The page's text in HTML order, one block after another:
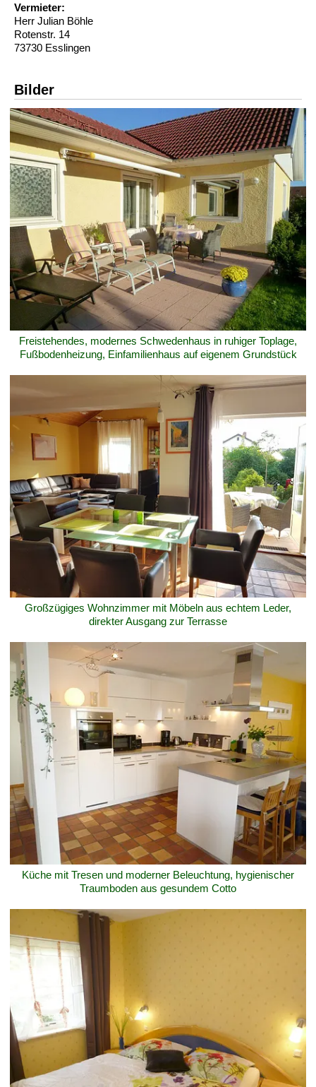
Vermieter:
Herr Julian Böhle
Rotenstr. 14
73730 Esslingen
Bilder
Freistehendes, modernes Schwedenhaus in ruhiger Toplage,
Fußbodenheizung, Einfamilienhaus auf eigenem Grundstück
Großzügiges Wohnzimmer mit Möbeln aus echtem Leder,
direkter Ausgang zur Terrasse
Küche mit Tresen und moderner Beleuchtung, hygienischer
Traumboden aus gesundem Cotto